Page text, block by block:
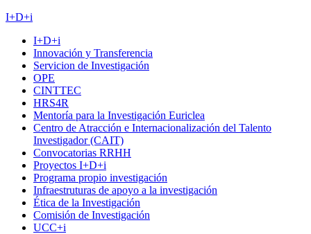
I+D+i
I+D+i
Innovación y Transferencia
Servicion de Investigación
OPE
CINTTEC
HRS4R
Mentoría para la Investigación Euriclea
Centro de Atracción e Internacionalización del Talento
Investigador (CAIT)
Convocatorias RRHH
Proyectos I+D+i
Programa propio investigación
Infraestruturas de apoyo a la investigación
Ética de la Investigación
Comisión de Investigación
UCC+i